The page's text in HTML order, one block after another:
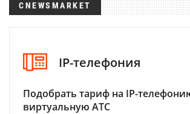
CNEWSMARKET
IP-телефония
Подобрать тариф на IP-
виртуальную АТС